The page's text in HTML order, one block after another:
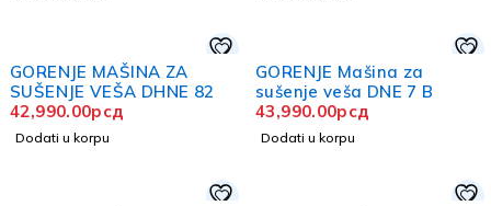
GORENJE MAŠINA ZA
SUŠENJE VEŠA DHNE 82
42,990.00рсд
Dodati u korpu
GORENJE Mašina za
sušenje veša DNE 7 B
43,990.00рсд
Dodati u korpu